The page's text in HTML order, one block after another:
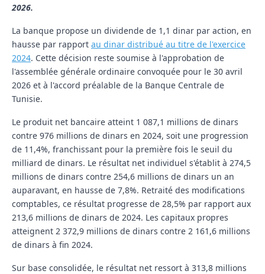
2026.
La banque propose un dividende de 1,1 dinar par action, en
hausse par rapport au dinar distribué au titre de l'exercice
2024. Cette décision reste soumise à l'approbation de
l'assemblée générale ordinaire convoquée pour le 30 avril
2026 et à l'accord préalable de la Banque Centrale de
Tunisie.
Le produit net bancaire atteint 1 087,1 millions de dinars
contre 976 millions de dinars en 2024, soit une progression
de 11,4%, franchissant pour la première fois le seuil du
milliard de dinars. Le résultat net individuel s'établit à 274,5
millions de dinars contre 254,6 millions de dinars un an
auparavant, en hausse de 7,8%. Retraité des modifications
comptables, ce résultat progresse de 28,5% par rapport aux
213,6 millions de dinars de 2024. Les capitaux propres
atteignent 2 372,9 millions de dinars contre 2 161,6 millions
de dinars à fin 2024.
Sur base consolidée, le résultat net ressort à 313,8 millions